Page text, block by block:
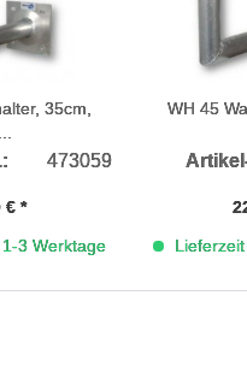
35cm,
473059
€ *
3 Werktage
WH 45